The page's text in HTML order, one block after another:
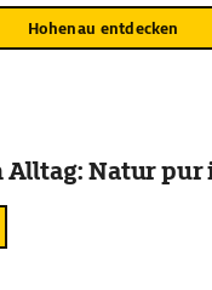
Hohenau entdecken
Alltag: Natur